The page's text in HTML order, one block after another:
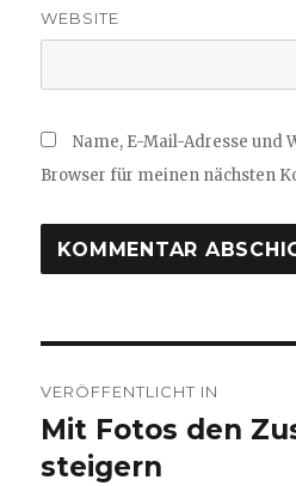
WEBSITE
Name, E-Mail-Adresse und
Browser für meinen nächsten
VERÖFFENTLICHT IN
Mit Fotos den
steigern